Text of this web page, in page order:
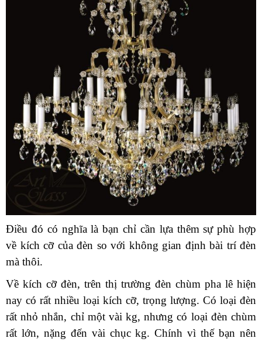
Điều đó có nghĩa là bạn chỉ cần lựa thêm sự phù hợp
về kích cỡ của đèn so với không gian định bài trí đèn
mà thôi.
Về kích cỡ đèn, trên thị trường đèn chùm pha lê hiện
nay có rất nhiều loại kích cỡ, trọng lượng. Có loại đèn
rất nhỏ nhắn, chỉ một vài kg, nhưng có loại đèn chùm
rất lớn, nặng đến vài chục kg. Chính vì thế bạn nên